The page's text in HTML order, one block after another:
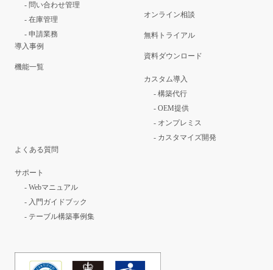
- 問い合わせ管理
- 在庫管理
- 申請業務
導入事例
機能一覧
オンライン相談
無料トライアル
資料ダウンロード
カスタム導入
- 構築代行
- OEM提供
- オンプレミス
- カスタマイズ開発
よくある質問
サポート
- Webマニュアル
- 入門ガイドブック
- テーブル構築事例集